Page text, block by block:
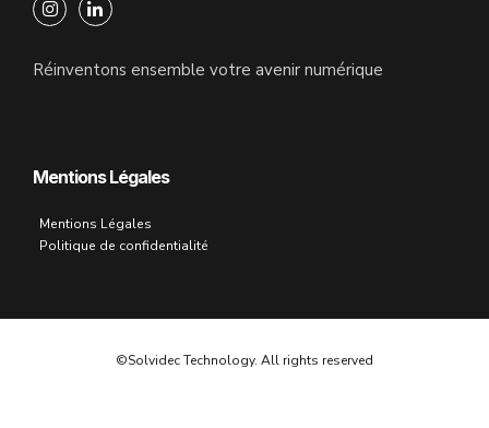
Réinventons ensemble votre avenir numérique
Mentions Légales
Mentions Légales
Politique de confidentialité
©Solvidec Technology. All rights reserved